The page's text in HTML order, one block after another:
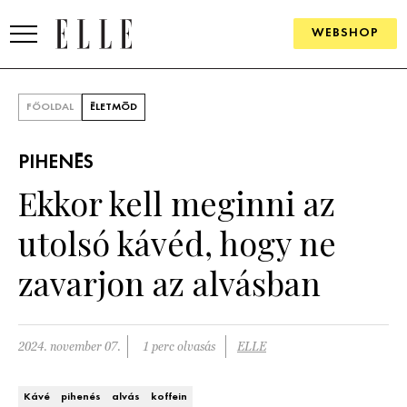
WEBSHOP
SZÉPSÉG
ÉLETMÓD
PÁRKAPCSOLAT
FŐOLDAL ÉLETMÓD
PIHENÉS
Ekkor kell meginni az
utolsó kávéd, hogy ne
zavarjon az alvásban
2024. november 07. 1 perc olvasás ELLE
Kávé pihenés alvás koffein